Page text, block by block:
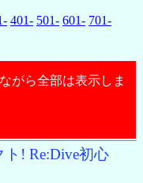
401- 501- 601- 701-
がら全部は表示しま
ト! Re:Dive初心